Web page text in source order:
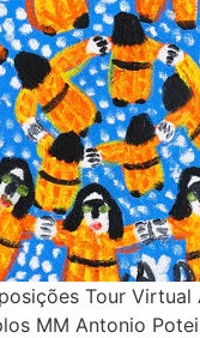
Tour Virtual
MM Antonio